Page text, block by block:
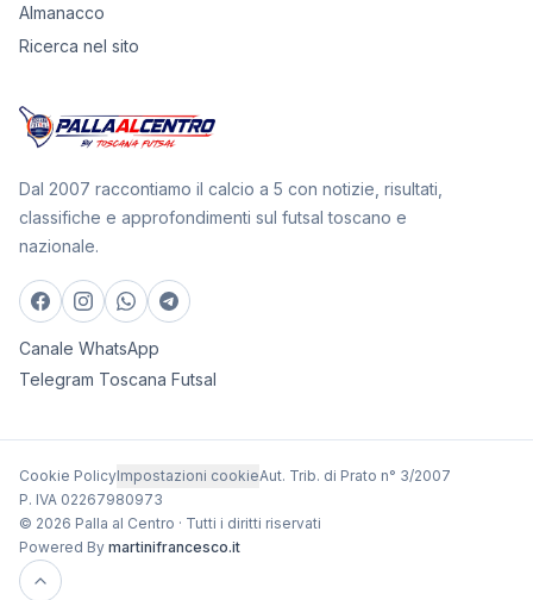
Almanacco
Ricerca nel sito
Dal 2007 raccontiamo il calcio a 5 con notizie, risultati,
classifiche e approfondimenti sul futsal toscano e
nazionale.
Canale WhatsApp
Telegram Toscana Futsal
Cookie PolicyImpostazioni cookieAut. Trib. di Prato n° 3/2007
P. IVA 02267980973
© 2026 Palla al Centro · Tutti i diritti riservati
Powered By martinifrancesco.it